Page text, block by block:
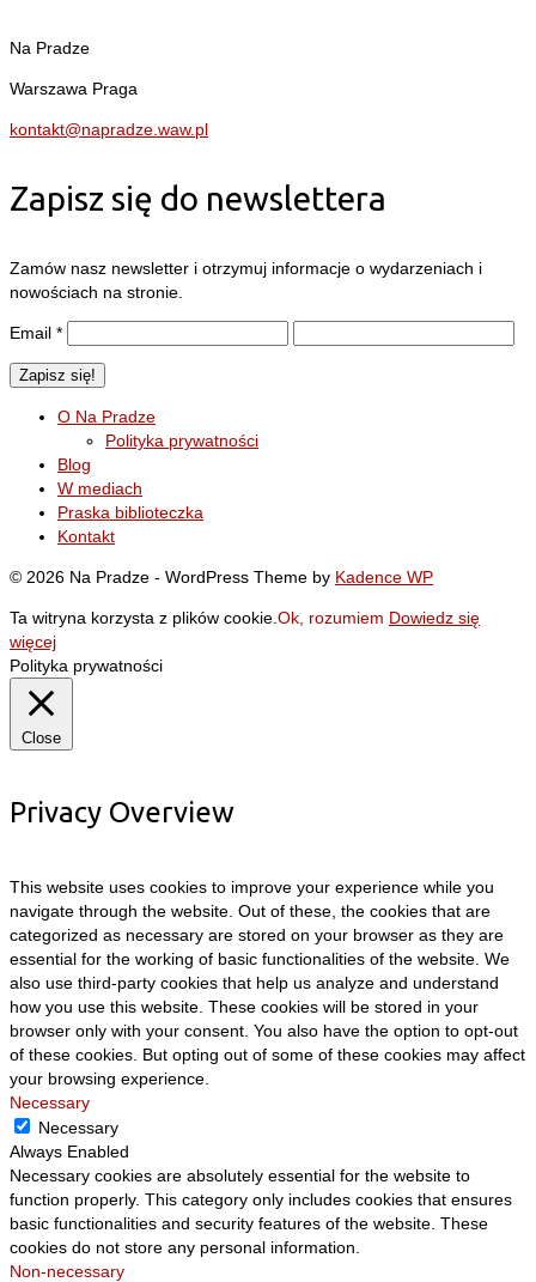
Na Pradze
Warszawa Praga
kontakt@napradze.waw.pl
Zapisz się do newslettera
Zamów nasz newsletter i otrzymuj informacje o wydarzeniach i
nowościach na stronie.
Email *
O Na Pradze
Polityka prywatności
Blog
W mediach
Praska biblioteczka
Kontakt
© 2026 Na Pradze - WordPress Theme by Kadence WP
Ta witryna korzysta z plików cookie. Ok, rozumiem Dowiedz się
więcej
Polityka prywatności
Close
Privacy Overview
This website uses cookies to improve your experience while you
navigate through the website. Out of these, the cookies that are
categorized as necessary are stored on your browser as they are
essential for the working of basic functionalities of the website. We
also use third-party cookies that help us analyze and understand
how you use this website. These cookies will be stored in your
browser only with your consent. You also have the option to opt-out
of these cookies. But opting out of some of these cookies may affect
your browsing experience.
Necessary
Necessary
Always Enabled
Necessary cookies are absolutely essential for the website to
function properly. This category only includes cookies that ensures
basic functionalities and security features of the website. These
cookies do not store any personal information.
Non-necessary